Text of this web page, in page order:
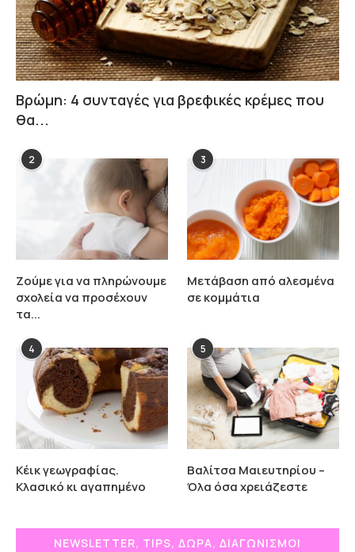
Βρώμη: 4 συνταγές για βρεφικές κρέμες που
θα...
2
Ζούμε για να πληρώνουμε
σχολεία να προσέχουν
τα...
3
Μετάβαση από αλεσμένα
σε κομμάτια
4
Κέικ γεωγραφίας.
Κλασικό κι αγαπημένο
5
Βαλίτσα Μαιευτηρίου –
Όλα όσα χρειάζεστε
NEWSLETTER, TIPS, ΔΩΡΑ, ΔΙΑΓΩΝΙΣΜΟΙ